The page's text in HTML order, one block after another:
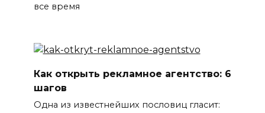
все время
Как открыть рекламное агентство: 6
шагов
Одна из известнейших пословиц гласит: